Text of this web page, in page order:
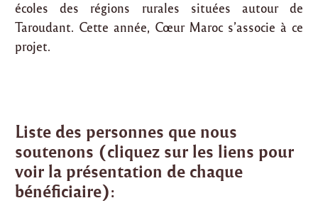
écoles des régions rurales situées autour de
Taroudant. Cette année, Cœur Maroc s’associe à ce
projet.
Liste des personnes que nous
soutenons (cliquez sur les liens pour
voir la présentation de chaque
bénéficiaire):